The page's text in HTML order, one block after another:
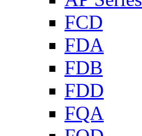
FCD
FDA
FDB
FDD
FQA